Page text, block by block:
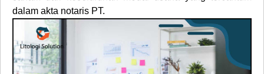
dalam akta notaris PT.